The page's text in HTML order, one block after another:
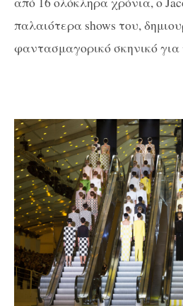
παλαιότερα shows του,
φαντασμαγορικό σκηνικό